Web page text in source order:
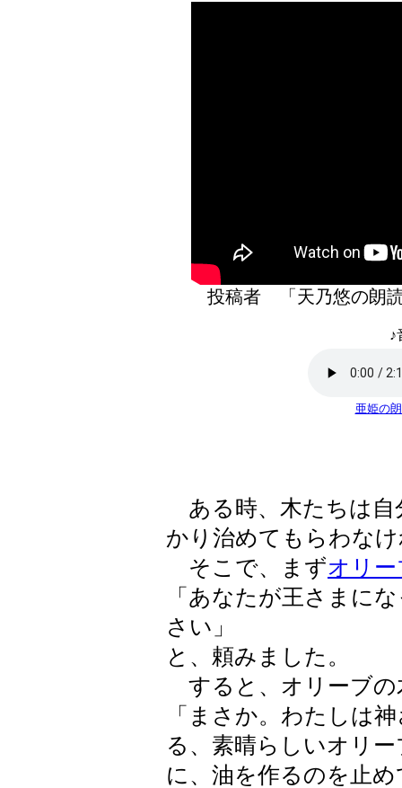
投稿者 「天乃悠の
♪
亜姫の
ある時、木たちは自
かり治めてもらわな
そこで、まずオリー
「あなたが王さまに
さい」
と、頼みました。
すると、オリーブの
「まさか。わたしは
る、素晴らしいオリ
に、油を作るのを止